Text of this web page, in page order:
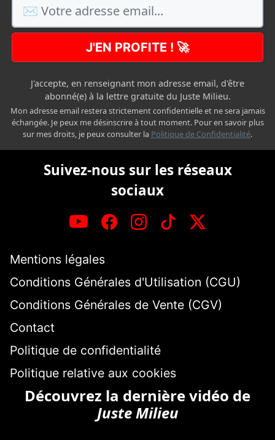
J'EN PROFITE ! 🚀
J'accepte, en renseignant mon adresse email, d'être
abonné(e) à la lettre gratuite du Juste Milieu.
Mon adresse email restera strictement confidentielle et ne sera jamais
échangée. Je peux me désinscrire à tout moment. Pour en savoir plus
sur mes droits, je peux consulter la Politique de Confidentialité.
Suivez-nous sur les réseaux
sociaux
Mentions légales
Conditions Générales d'Utilisation (CGU)
Conditions Générales de Vente (CGV)
Contact
Politique de confidentialité
Politique relative aux cookies
Découvrez la dernière vidéo de
Juste Milieu